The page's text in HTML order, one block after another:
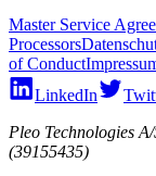
Master Service
Processors
of Conduct
LinkedIn
Pleo Technologies
(39155435)